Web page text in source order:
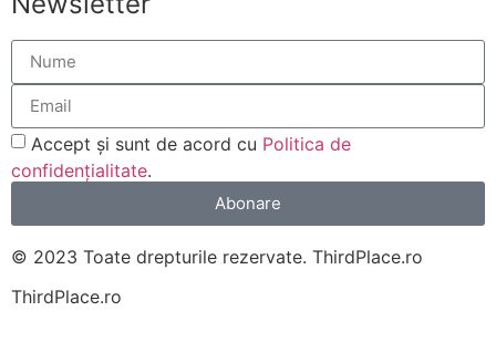
Accept și sunt de acord cu Politica de
confidențialitate.
Abonare
© 2023 Toate drepturile rezervate. ThirdPlace.ro
ThirdPlace.ro